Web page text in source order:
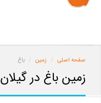
صفحه اصلی زمین باغ
زمین باغ در گیلان